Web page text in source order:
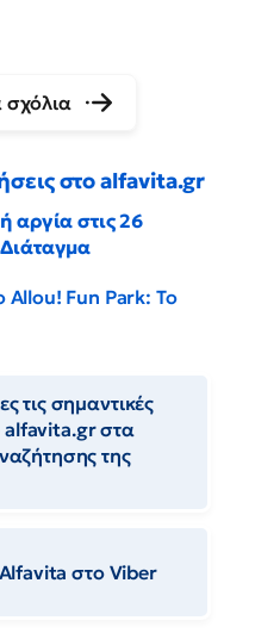
σχόλια
στο alfavita.gr
αργία στις 26
Allou! Fun Park: Το
τις σημαντικές
alfavita.gr στα
της
στο Viber